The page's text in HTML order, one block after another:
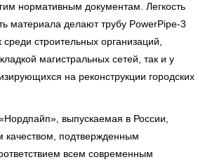
нормативным документам. Легкость
материала делают трубу PowerPipe-3
среди строительных организаций,
магистральных сетей, так и у
на реконструкции городских
выпускаемая в России,
качеством, подтвержденным
всем современным